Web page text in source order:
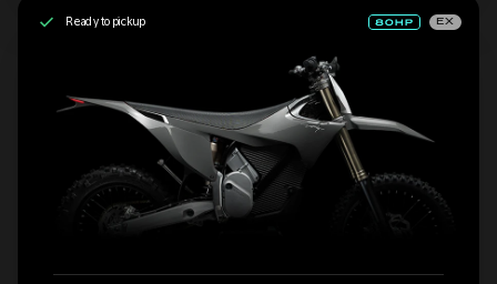
Ready to pickup EX